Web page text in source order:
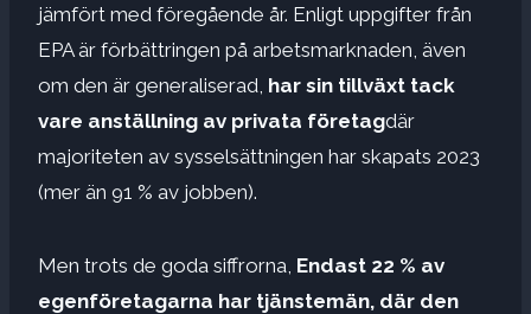
jämfört med föregående år. Enligt uppgifter från
EPA är förbättringen på arbetsmarknaden, även
om den är generaliserad, har sin tillväxt tack
vare anställning av privata företagdär
majoriteten av sysselsättningen har skapats 2023
(mer än 91 % av jobben).
Men trots de goda siffrorna, Endast 22 % av
egenföretagarna har tjänstemän, där den